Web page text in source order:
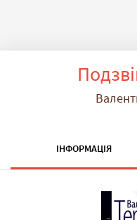
ІНФОРМАЦІЯ